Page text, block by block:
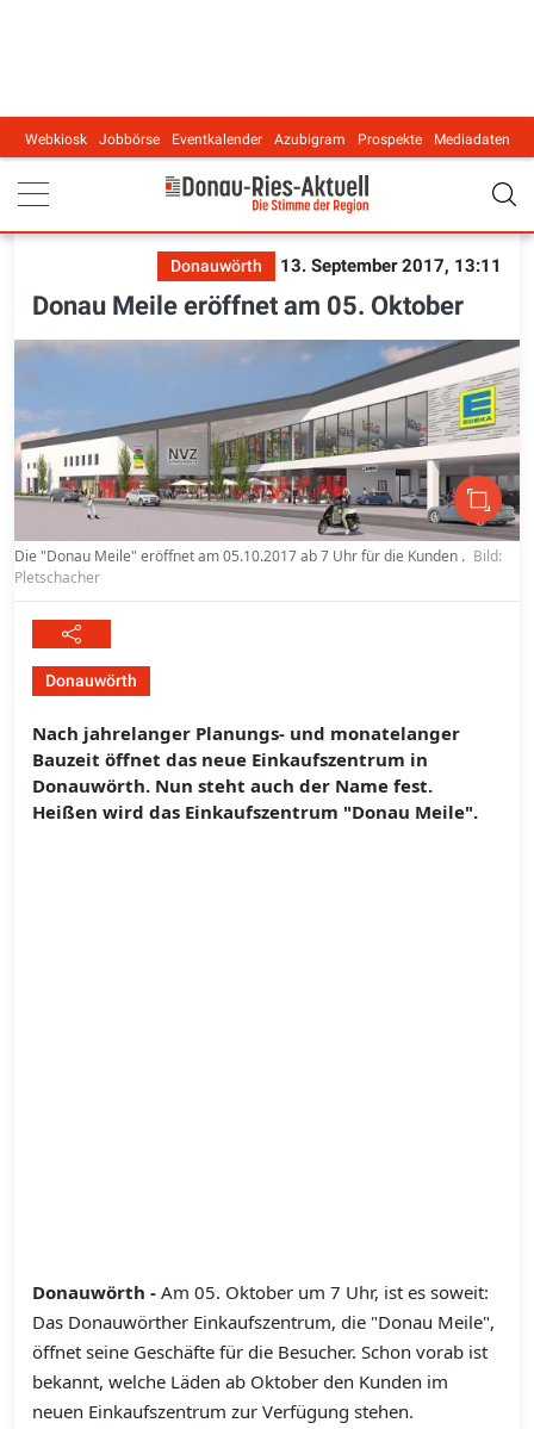
Main navigation
Webkiosk Jobbörse Eventkalender Azubigram Prospekte Mediadaten
Donauwörth 13. September 2017, 13:11
Donau Meile eröffnet am 05. Oktober
Die "Donau Meile" eröffnet am 05.10.2017 ab 7 Uhr für die Kunden . Bild:
Pletschacher
Donauwörth
Nach jahrelanger Planungs- und monatelanger
Bauzeit öffnet das neue Einkaufszentrum in
Donauwörth. Nun steht auch der Name fest.
Heißen wird das Einkaufszentrum "Donau Meile".
Donauwörth - Am 05. Oktober um 7 Uhr, ist es soweit:
Das Donauwörther Einkaufszentrum, die "Donau Meile",
öffnet seine Geschäfte für die Besucher. Schon vorab ist
bekannt, welche Läden ab Oktober den Kunden im
neuen Einkaufszentrum zur Verfügung stehen.